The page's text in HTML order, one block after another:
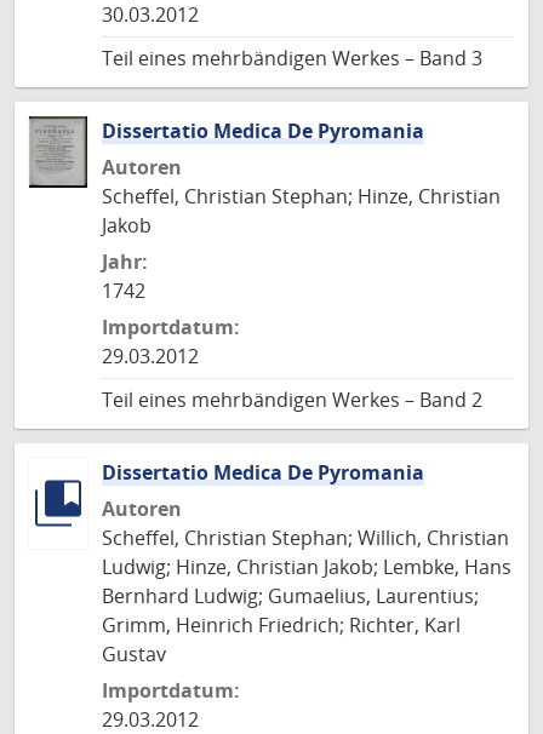
30.03.2012
Teil eines mehrbändigen Werkes – Band 3
Dissertatio Medica De Pyromania
Autoren
Scheffel, Christian Stephan; Hinze, Christian
Jakob
Jahr:
1742
Importdatum:
29.03.2012
Teil eines mehrbändigen Werkes – Band 2
Dissertatio Medica De Pyromania
Autoren
Scheffel, Christian Stephan; Willich, Christian
Ludwig; Hinze, Christian Jakob; Lembke, Hans
Bernhard Ludwig; Gumaelius, Laurentius;
Grimm, Heinrich Friedrich; Richter, Karl
Gustav
Importdatum:
29.03.2012